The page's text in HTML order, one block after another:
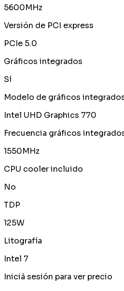
5600MHz
Versión de PCI express
PCIe 5.0
Gráficos integrados
Sí
Modelo de gráficos
Intel UHD Graphics 770
Frecuencia gráficos
1550MHz
CPU cooler incluido
No
TDP
125W
Litografía
Intel 7
Iniciá sesión para ver precio